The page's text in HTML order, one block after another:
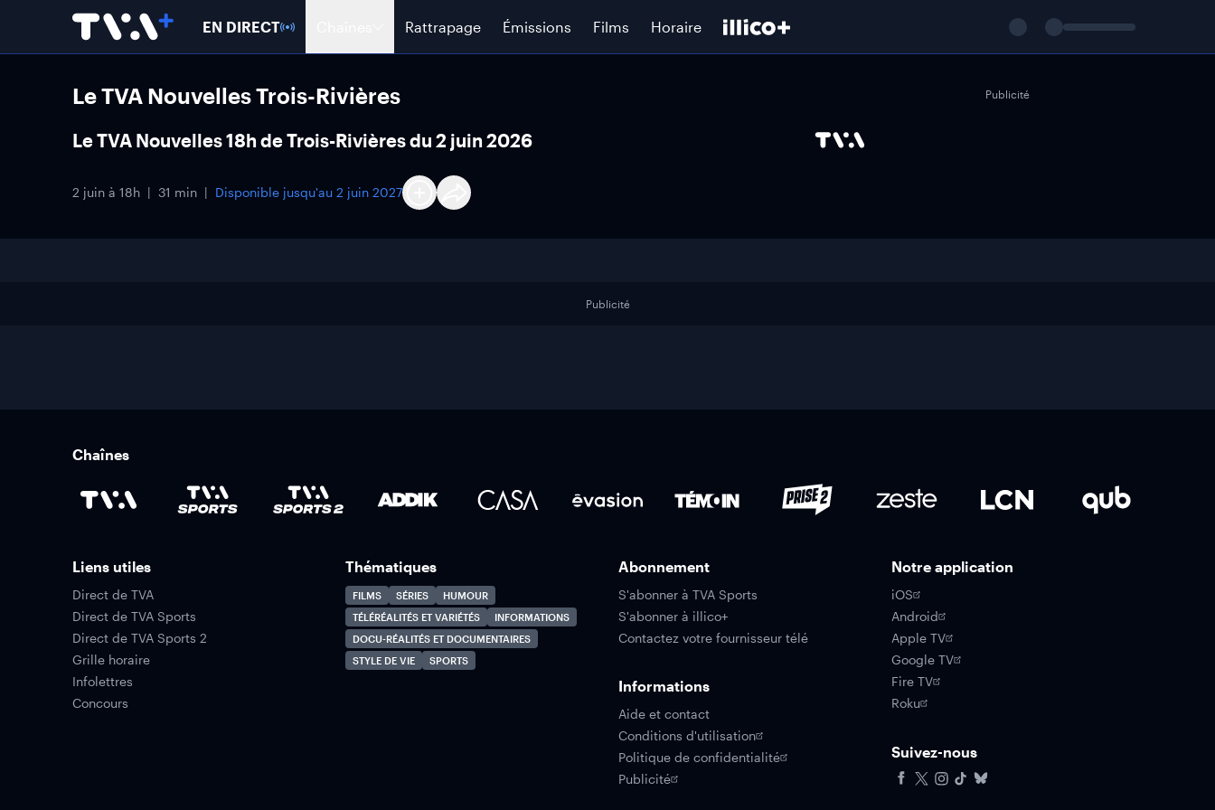
EN DIRECT Rattrapage Émissions Films Horaire
Le TVA Nouvelles Trois-Rivières
Le TVA Nouvelles 18h de Trois-Rivières du 2 juin 2026
2 juin à 18h 31 min Disponible jusqu'au 2 juin 2027
Publicité
Publicité
Chaînes
Liens utiles
Direct de TVA
Direct de TVA Sports
Direct de TVA Sports 2
Grille horaire
Infolettres
Concours
Thématiques
FILMS SÉRIES
HUMOUR
TÉLÉRÉALITÉS ET VARIÉTÉS
INFORMATIONS
DOCU-RÉALITÉS ET DOCUMENTAIRES
STYLE DE VIE
SPORTS
Abonnement
S'abonner à TVA Sports
S'abonner à illico+
Contactez votre fournisseur télé
Informations
Aide et contact
Conditions d'utilisation
Politique de confidentialité
Publicité
Notre application
iOS
Android
Apple TV
Google TV
Fire TV
Roku
Suivez-nous